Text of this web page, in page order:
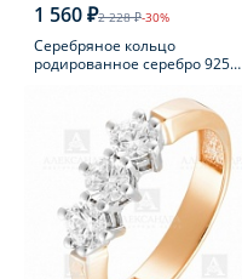
1 560 ₽2 228 ₽-30%
Серебряное кольцо
родированное серебро 925